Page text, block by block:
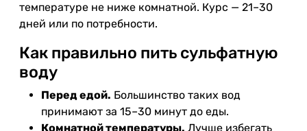
температуре не ниже комнатной. Курс — 21–30
дней или по потребности.
Как правильно пить сульфатную
воду
Перед едой. Большинство таких вод
принимают за 15–30 минут до еды.
Комнатной температуры. Лучше избегать